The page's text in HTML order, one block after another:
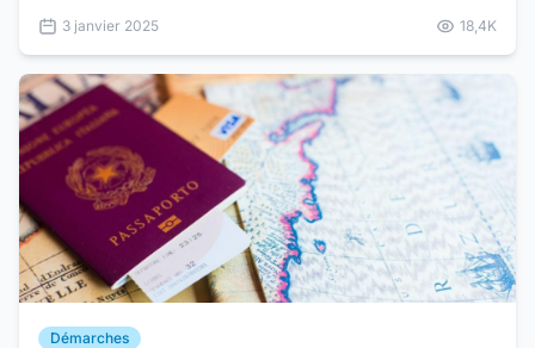
de duplicata du relevé de notes
https://verifbac.ucad.sn/demande/...
3 janvier 2025 18,4K
Démarches